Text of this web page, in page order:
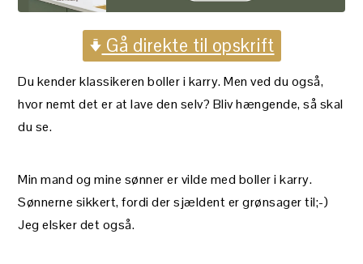
Gå direkte til opskrift
Du kender klassikeren boller i karry. Men ved du også,
hvor nemt det er at lave den selv? Bliv hængende, så skal
du se.
Min mand og mine sønner er vilde med boller i karry.
Sønnerne sikkert, fordi der sjældent er grønsager til;-)
Jeg elsker det også.